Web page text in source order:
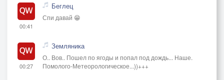
00:41
Беглец
Спи давай 😁
00:27
Земляника
О.. Вов.. Пошел по ягоды и попал под дождь... Наше.
Помолого-Метеорологическое...))+++